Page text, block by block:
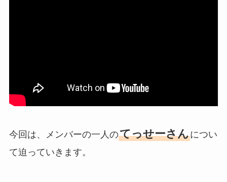
今回は、メンバーの一人のてっせーさんについ
て迫っていきます。